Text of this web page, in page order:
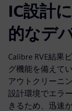
IC設計
的なデ
Calibre RVE結果
グ機能を備えて
アウトクリーニ
設計環境でエラ
きるため、迅速